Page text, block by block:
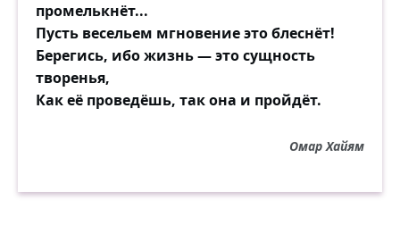
промелькнёт...
Пусть весельем мгновение это блеснёт!
Берегись, ибо жизнь — это сущность
творенья,
Как её проведёшь, так она и пройдёт.
Омар Хайям